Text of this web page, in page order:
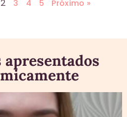
2 3 4 5 Próximo »